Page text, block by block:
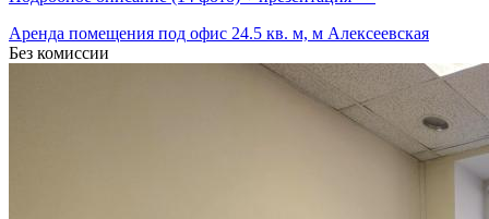
Аренда помещения под офис 24.5 кв. м, м Алексеевская
Без комиссии